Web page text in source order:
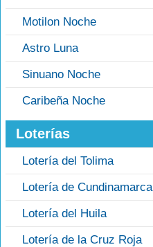
Motilon Noche
Astro Luna
Sinuano Noche
Caribeña Noche
Loterías
Lotería del Tolima
Lotería de Cundinamarca
Lotería del Huila
Lotería de la Cruz Roja